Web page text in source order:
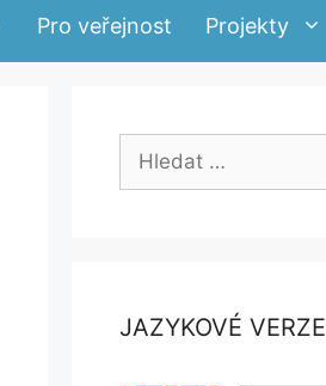
Pro veřejnost Projekty
Hledat:
JAZYKOVÉ VERZE